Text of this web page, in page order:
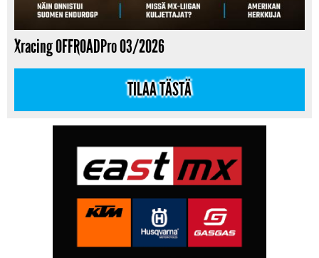
Xracing OFFROADPro 03/2026
TILAA TÄSTÄ